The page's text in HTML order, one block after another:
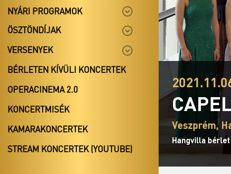
NYÁRI PROGRAMOK
ÖSZTÖNDÍJAK
VERSENYEK
BÉRLETEN KÍVÜLI KONCERTEK
OPERACINEMA 2.0
KONCERTMISÉK
KAMARAKONCERTEK
STREAM KONCERTEK (YOUTUBE)
Veszprém,
Hangvilla